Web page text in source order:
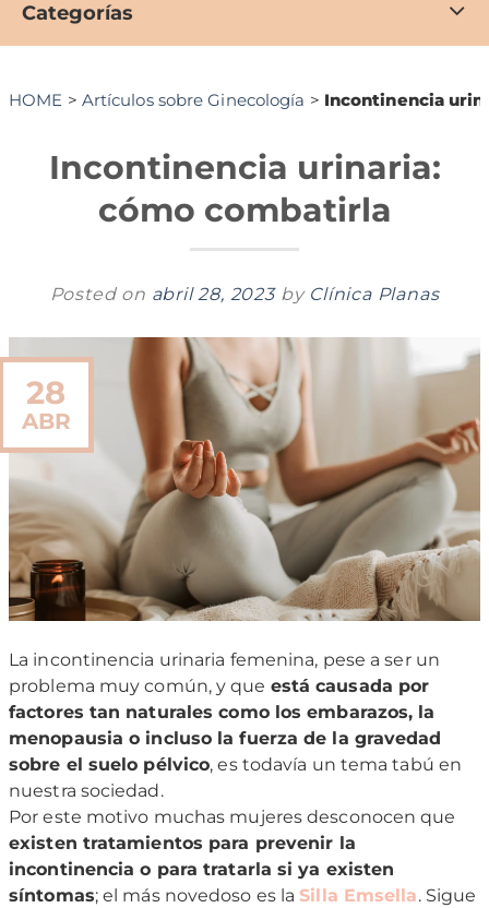
Categorías
HOME > Artículos sobre Ginecología > Incontinencia
Incontinencia urinaria:
cómo combatirla
Posted on abril 28, 2023 by Clínica Planas
28
ABR
La incontinencia urinaria femenina, pese a ser un
problema muy común, y que está causada por
factores tan naturales como los embarazos, la
menopausia o incluso la fuerza de la gravedad
sobre el suelo pélvico, es todavía un tema tabú en
nuestra sociedad.
Por este motivo muchas mujeres desconocen que
existen tratamientos para prevenir la
incontinencia o para tratarla si ya existen
síntomas; el más novedoso es laSilla Emsella. Sigue